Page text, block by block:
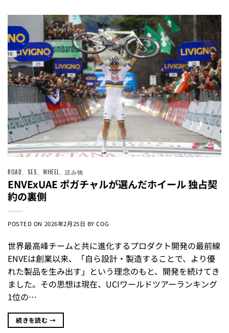
ROAD、 SES、WHEEL、読み物
ENVExUAE ポガチャルが選んだホイール 独占契
約の裏側
POSTED ON 2026年2月25日 BYCOG
世界最高峰チームと共に進化するプロダクト開発の最前線
ENVEは創業以来、「自ら設計・製造することで、より優
れた製品を生み出す」という理念のもと、開発を続けてき
ました。その思想は現在、UCIワールドツアーランキング
1位の…
続きを読む →